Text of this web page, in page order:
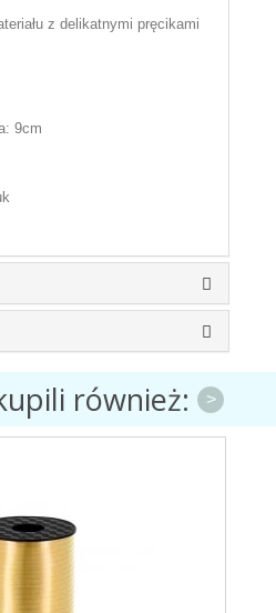
z delikatnymi pręcikami
9cm
również: >